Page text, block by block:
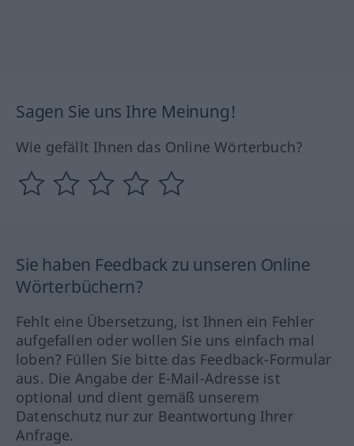
Sagen Sie uns Ihre Meinung!
Wie gefällt Ihnen das Online Wörterbuch?
Sie haben Feedback zu unseren Online
Wörterbüchern?
Fehlt eine Übersetzung, ist Ihnen ein Fehler
aufgefallen oder wollen Sie uns einfach mal
loben? Füllen Sie bitte das Feedback-Formular
aus. Die Angabe der E-Mail-Adresse ist
optional und dient gemäß unserem
Datenschutz nur zur Beantwortung Ihrer
Anfrage.